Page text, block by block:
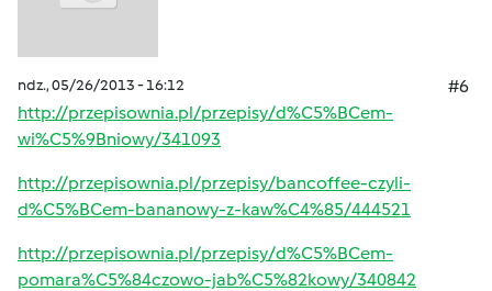
ndz., 05/26/2013 - 16:12
#6
http://przepisownia.pl/przepisy/d%C5%BCem-
wi%C5%9Bniowy/341093
http://przepisownia.pl/przepisy/bancoffee-czyli-
d%C5%BCem-bananowy-z-kaw%C4%85/444521
http://przepisownia.pl/przepisy/d%C5%BCem-
pomara%C5%84czowo-jab%C5%82kowy/340842